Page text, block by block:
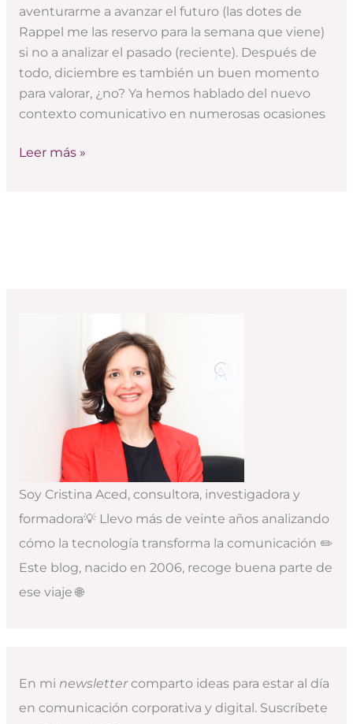
aventurarme a avanzar el futuro (las dotes de
Rappel me las reservo para la semana que viene)
si no a analizar el pasado (reciente). Después de
todo, diciembre es también un buen momento
para valorar, ¿no? Ya hemos hablado del nuevo
contexto comunicativo en numerosas ocasiones
Leer más »
Soy Cristina Aced, consultora, investigadora y
formadora💡 Llevo más de veinte años analizando
cómo la tecnología transforma la comunicación ✏️
Este blog, nacido en 2006, recoge buena parte de
ese viaje 🌐
En mi newslettercomparto ideas para estar al día
en comunicación corporativa y digital. Suscríbete